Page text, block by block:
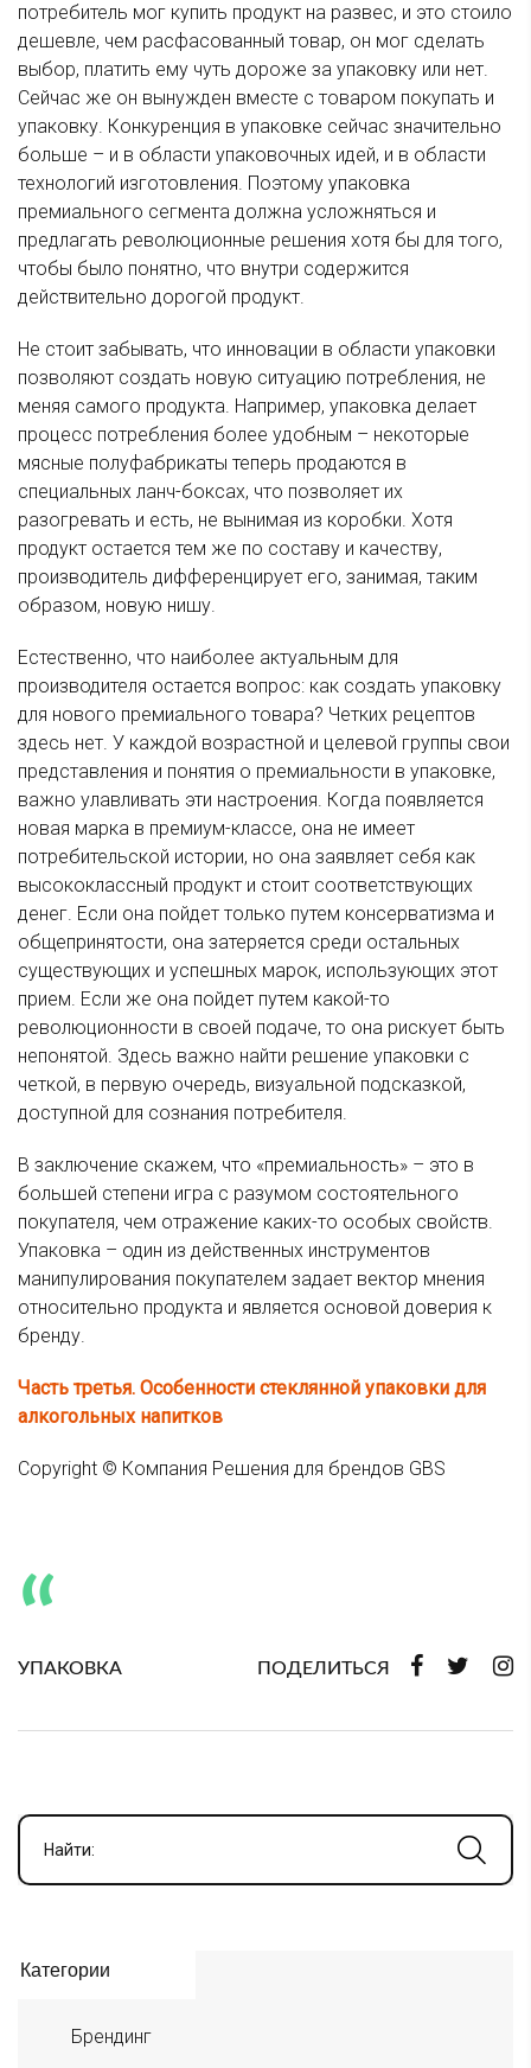
потребитель мог купить продукт на развес, и это стоило
дешевле, чем расфасованный товар, он мог сделать
выбор, платить ему чуть дороже за упаковку или нет.
Сейчас же он вынужден вместе с товаром покупать и
упаковку. Конкуренция в упаковке сейчас значительно
больше – и в области упаковочных идей, и в области
технологий изготовления. Поэтому упаковка
премиального сегмента должна усложняться и
предлагать революционные решения хотя бы для того,
чтобы было понятно, что внутри содержится
действительно дорогой продукт.
Не стоит забывать, что инновации в области упаковки
позволяют создать новую ситуацию потребления, не
меняя самого продукта. Например, упаковка делает
процесс потребления более удобным – некоторые
мясные полуфабрикаты теперь продаются в
специальных ланч-боксах, что позволяет их
разогревать и есть, не вынимая из коробки. Хотя
продукт остается тем же по составу и качеству,
производитель дифференцирует его, занимая, таким
образом, новую нишу.
Естественно, что наиболее актуальным для
производителя остается вопрос: как создать упаковку
для нового премиального товара? Четких рецептов
здесь нет. У каждой возрастной и целевой группы свои
представления и понятия о премиальности в упаковке,
важно улавливать эти настроения. Когда появляется
новая марка в премиум-классе, она не имеет
потребительской истории, но она заявляет себя как
высококлассный продукт и стоит соответствующих
денег. Если она пойдет только путем консерватизма и
общепринятости, она затеряется среди остальных
существующих и успешных марок, использующих этот
прием. Если же она пойдет путем какой-то
революционности в своей подаче, то она рискует быть
непонятой. Здесь важно найти решение упаковки с
четкой, в первую очередь, визуальной подсказкой,
доступной для сознания потребителя.
В заключение скажем, что «премиальность» – это в
большей степени игра с разумом состоятельного
покупателя, чем отражение каких-то особых свойств.
Упаковка – один из действенных инструментов
манипулирования покупателем задает вектор мнения
относительно продукта и является основой доверия к
бренду.
Часть третья. Особенности стеклянной упаковки для
алкогольных напитков
Copyright © Компания Решения для брендов GBS
УПАКОВКА ПОДЕЛИТЬСЯ
Найти:
Категории
Брендинг